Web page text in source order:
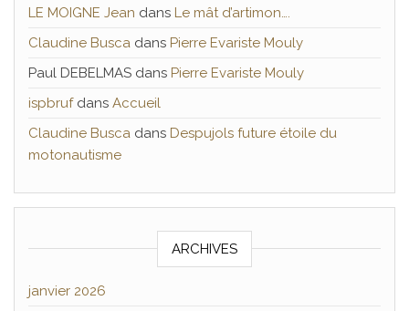
LE MOIGNE Jean dans Le mât d’artimon….
Claudine Busca dans Pierre Evariste Mouly
Paul DEBELMAS dans Pierre Evariste Mouly
ispbrufdans Accueil
Claudine Busca dans Despujols future étoile du
motonautisme
ARCHIVES
janvier 2026